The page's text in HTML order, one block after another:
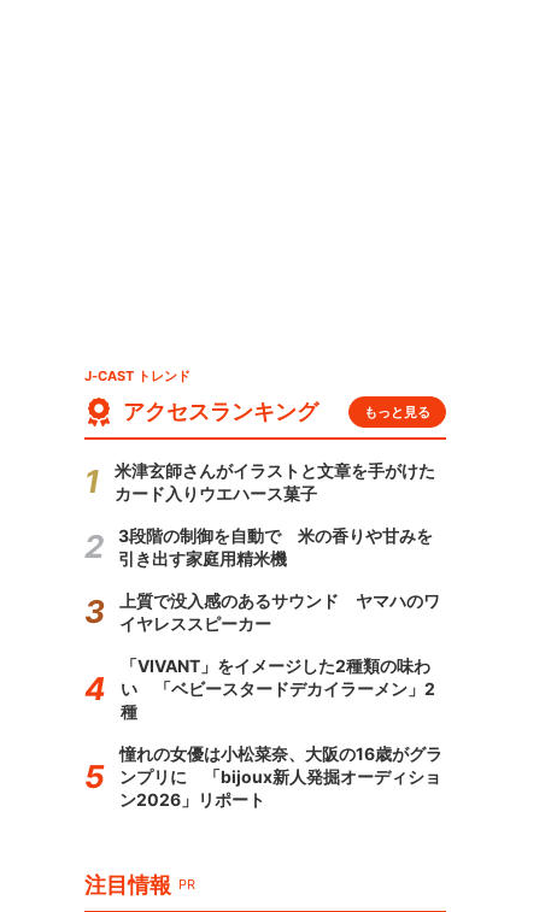
J-CAST トレンド
アクセスランキング もっと見る
米津玄師さんがイラストと文章を手がけた
カード入りウエハース菓子
3段階の制御を自動で 米の香りや甘みを
引き出す家庭用精米機
上質で没入感のあるサウンド ヤマハのワ
イヤレススピーカー
「VIVANT」をイメージした2種類の味わ
い 「ベビースタードデカイラーメン」2
種
憧れの女優は小松菜奈、大阪の16歳がグラ
ンプリに 「bijoux新人発掘オーディショ
ン2026」リポート
注目情報 PR